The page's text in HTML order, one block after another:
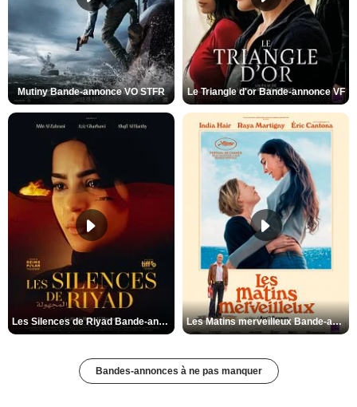
Mutiny Bande-annonce VO STFR Le Triangle d'or Bande-annonce VF
Les Silences de Riyad Bande-annonce VO STFR Les Matins merveilleux Bande-annonce VF
Bandes-annonces à ne pas manquer